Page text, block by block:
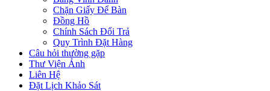
Chặn Giấy Để Bàn
Đồng Hồ
Chính Sách Đổi Trả
Quy Trình Đặt Hàng
Câu hỏi thường gặp
Thư Viện Ảnh
Liên Hệ
Đặt Lịch Khảo Sát